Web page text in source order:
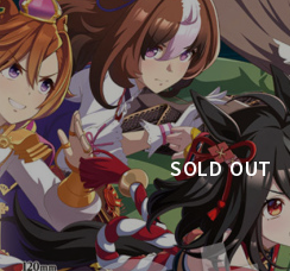
SOLD OUT